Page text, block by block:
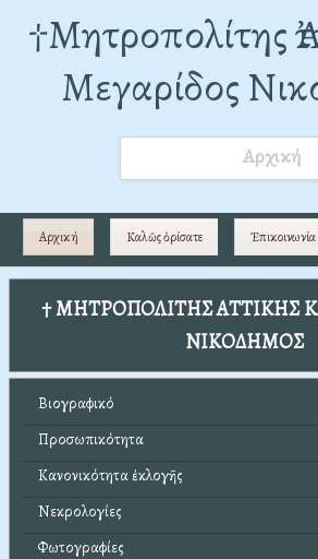
†Mητροπολίτης
Μεγαρίδος
Αρχική
Αρχική Καλῶς ὁρίσατε Ἐπικοινωνία
† ΜΗΤΡΟΠΟΛΙΤΗΣ ΑΤΤΙΚΗΣ
ΝΙΚΟΔΗΜΟΣ
Βιογραφικό
Προσωπικότητα
Κανονικότητα ἐκλογῆς
Νεκρολογίες
Φωτογραφίες